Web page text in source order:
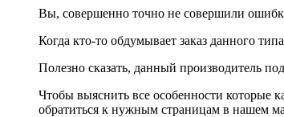
Вы, совершенно точно не совершили
Когда кто-то обдумывает заказ данного
Полезно сказать, данный производитель
Чтобы выяснить все особенности которые
обратиться к нужным страницам в нашем